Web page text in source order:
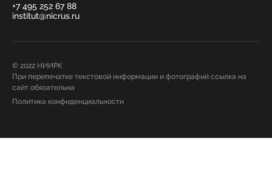
+7 495 252 67 88
institut@nicrus.ru
© 2022 НИИРК
При перепечатке текстовой информации и фотографий ссылка на
сайт обязательна
Политика конфиденциальности